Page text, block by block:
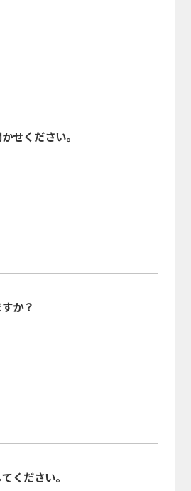
せください。
か？
ください。